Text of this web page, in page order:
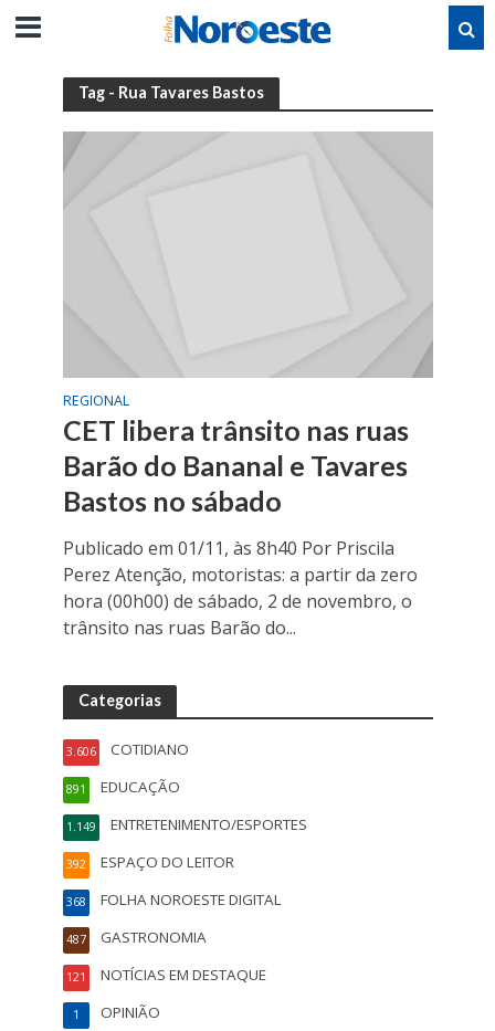
Tag - Rua Tavares Bastos
REGIONAL
CET libera trânsito nas ruas
Barão do Bananal e Tavares
Bastos no sábado
Publicado em 01/11, às 8h40 Por Priscila
Perez Atenção, motoristas: a partir da zero
hora (00h00) de sábado, 2 de novembro, o
trânsito nas ruas Barão do...
Categorias
COTIDIANO
3.606
EDUCAÇÃO
891
ENTRETENIMENTO/ESPORTES
1.149
ESPAÇO DO LEITOR
392
FOLHA NOROESTE DIGITAL
368
GASTRONOMIA
487
NOTÍCIAS EM DESTAQUE
121
OPINIÃO
1